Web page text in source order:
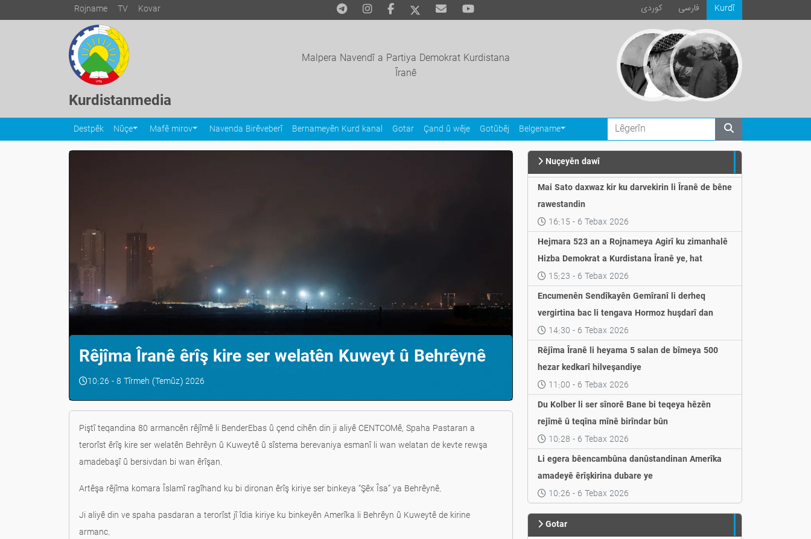
Rojname TV Kovar Kurdî فارسی كوردی
Kurdistanmedia
Malpera Navendî a Partiya Demokrat Kurdistana
Îranê
Destpêk Nûçe Mafê mirov Navenda Birêveberî Bernameyên Kurd kanal Gotar Çand û wêje Gotûbêj Belgename
Rêjîma Îranê êrîş kire ser welatên Kuweyt û Behrêynê
10:26 - 8 Tîrmeh (Temûz) 2026
Piştî teqandina 80 armancên rêjîmê li BenderEbas û çend cihên din ji aliyê CENTCOMê, Spaha Pastaran a
terorîst êrîş kire ser welatên Behrêyn û Kuweytê û sîstema berevaniya esmanî li wan welatan de kevte rewşa
amadebaşî û bersivdan bi wan êrîşan.
Artêşa rêjîma komara Îslamî ragîhand ku bi dironan êrîş kiriye ser binkeya “Şêx Îsa” ya Behrêynê.
Ji aliyê din ve spaha pasdaran a terorîst jî îdia kiriye ku binkeyên Amerîka li Behrêyn û Kuweytê de kirine
armanc.
Nuçeyěn dawî
Mai Sato daxwaz kir ku darvekirin li Îranê de bêne
rawestandin
16:15 - 6 Tebax 2026
Hejmara 523 an a Rojnameya Agirî ku zimanhalê
Hizba Demokrat a Kurdistana Îranê ye, hat
weşandin
15:23 - 6 Tebax 2026
Encumenên Sendîkayên Gemîranî li derheq
vergirtina bac li tengava Hormoz huşdarî dan
14:30 - 6 Tebax 2026
Rêjîma Îranê li heyama 5 salan de bîmeya 500
hezar kedkarî hilveşandiye
11:00 - 6 Tebax 2026
Du Kolber li ser sînorê Bane bi teqeya hêzên
rejîmê û teqîna mînê birîndar bûn
10:28 - 6 Tebax 2026
Li egera bêencambûna danûstandinan Amerîka
amadeyê êrîşkirina dubare ye
10:26 - 6 Tebax 2026
Gotar